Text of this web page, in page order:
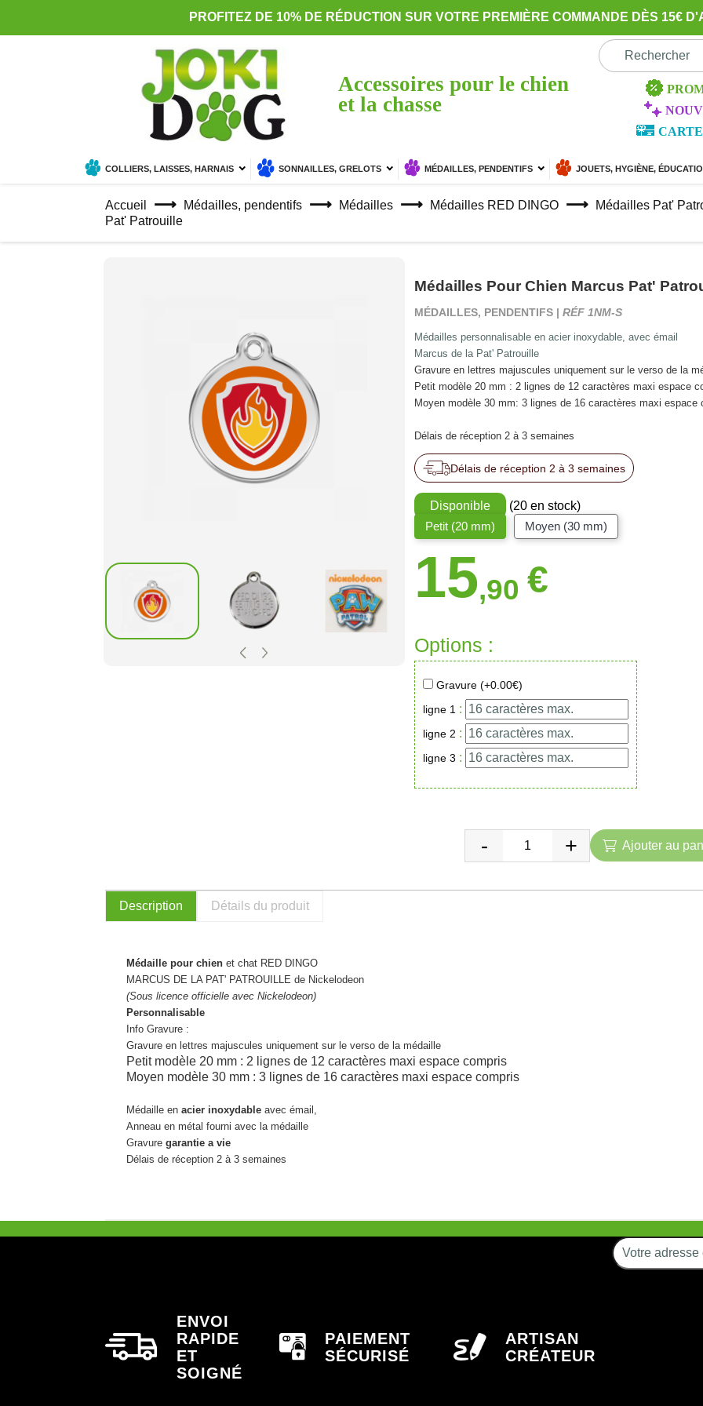
PROFITEZ DE 10% DE RÉDUCTION SUR VOTRE PREMIÈRE COMMANDE DÈS 15€
Accessoires pour le chien
et la chasse
COLLIERS, LAISSES, HARNAIS SONNAILLES, GRELOTS MÉDAILLES, PENDENTIFS JOUETS, HYGIÈNE,
Accueil Médailles, pendentifs Médailles Médailles RED DINGO
Médailles Pat'
Pat' Patrouille
Médailles Pour Chien Marcus Pat'
MÉDAILLES, PENDENTIFS | RÉF 1NM-S
Médailles personnalisable en acier inoxydable, avec émail
Marcus de la Pat' Patrouille
Gravure en lettres majuscules uniquement sur le verso de la
Petit modèle 20 mm : 2 lignes de 12 caractères maxi espace
Moyen modèle 30 mm: 3 lignes de 16 caractères maxi espace
Délais de réception 2 à 3 semaines
Délais de réception 2 à 3 semaines
Disponible
(20 en stock)
Petit (20 mm)
Moyen (30 mm)
15,90 €
Options :
Gravure (+0.00€)
ligne 1 :
ligne 2 :
ligne 3 :
Ajouter au
Description Détails du produit
Médaille pour chienet chat RED DINGO
MARCUS DE LA PAT' PATROUILLE de Nickelodeon
(Sous licence officielle avec Nickelodeon)
Personnalisable
Info Gravure :
Gravure en lettres majuscules uniquement sur le verso de la médaille
Petit modèle 20 mm : 2 lignes de 12 caractères maxi espace compris
Moyen modèle 30 mm : 3 lignes de 16 caractères maxi espace compris
Médaille en acier inoxydableavec émail,
Anneau en métal fourni avec la médaille
Gravure garantie a vie
Délais de réception 2 à 3 semaines
ENVOI
RAPIDE
ET
SOIGNÉ
PAIEMENT
SÉCURISÉ
ARTISAN
CRÉATEUR